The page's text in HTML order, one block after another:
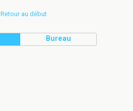
Retour au début
Bureau